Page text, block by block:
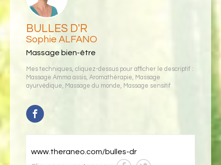
BULLES D'R
Sophie ALFANO
Massage bien-être
Mes techniques, cliquez-dessus pour afficher le descriptif :
Massage Amma assis, Aromathérapie, Massage
ayurvédique, Massage du monde, Massage sensitif
www.theraneo.com/bulles-dr